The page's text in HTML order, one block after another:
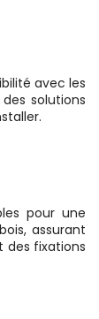
avec les
des solutions
pour une
assurant
des fixations